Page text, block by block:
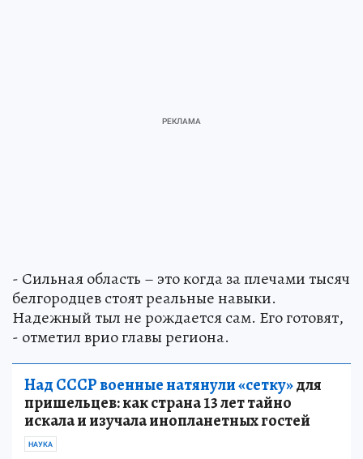
- Сильная область – это когда за плечами тысяч
белгородцев стоят реальные навыки.
Надежный тыл не рождается сам. Его готовят,
- отметил врио главы региона.
Над СССР военные натянули «сетку»для
пришельцев: как страна 13 лет тайно
искала и изучала инопланетных гостей
НАУКА